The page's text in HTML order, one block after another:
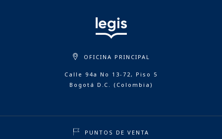
OFICINA PRINCIPAL
Calle 94a No 13-72, Piso 5
Bogotá D.C. (Colombia)
PUNTOS DE VENTA